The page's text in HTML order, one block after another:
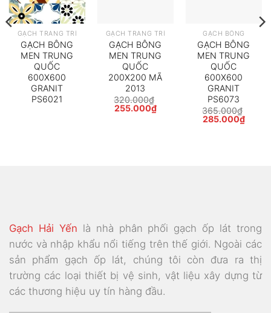
GẠCH TRANG TRÍ
GẠCH BÔNG
MEN TRUNG
QUỐC
600X600
GRANIT
PS6021
GẠCH TRANG TRÍ
GẠCH BÔNG
MEN TRUNG
QUỐC
200X200 MÃ
2013
320.000₫
Giá
255.000₫Giá
hiện
GẠCH BÔNG
GẠCH BÔNG
MEN TRUNG
QUỐC
600X600
GRANIT
PS6073
365.000₫
Giá
285.000₫Giá
hiện
Gạch Hải Yến là nhà phân phối gạch ốp lát trong
nước và nhập khẩu nổi tiếng trên thế giới. Ngoài các
sản phẩm gạch ốp lát, chúng tôi còn đưa ra thị
trường các loại thiết bị vệ sinh, vật liệu xây dựng từ
các thương hiệu uy tín hàng đầu.